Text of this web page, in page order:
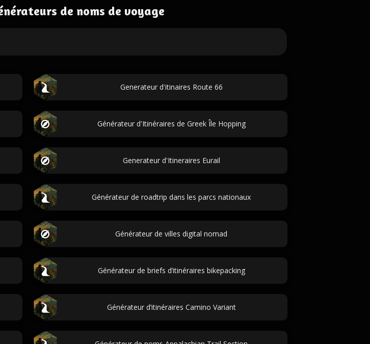
de noms de voyage
Generateur d'itinaires Route 66
Générateur d'Itinéraires de Greek Île Hopping
Generateur d'Itineraires Eurail
Générateur de roadtrip dans les parcs nationaux
Générateur de villes digital nomad
Générateur de briefs d’itinéraires bikepacking
Générateur d’itinéraires Camino Variant